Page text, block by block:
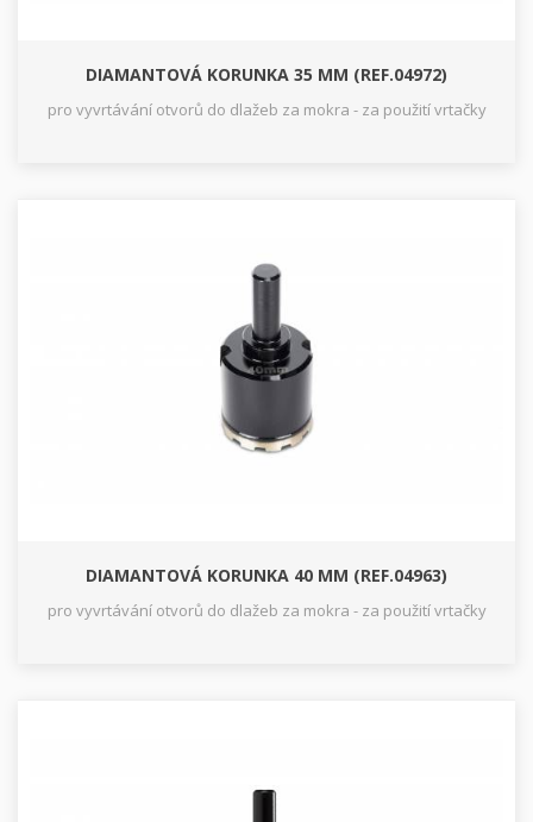
DIAMANTOVÁ KORUNKA 35 MM (REF.04972)
pro vyvrtávání otvorů do dlažeb za mokra - za použití vrtačky
DIAMANTOVÁ KORUNKA 40 MM (REF.04963)
pro vyvrtávání otvorů do dlažeb za mokra - za použití vrtačky